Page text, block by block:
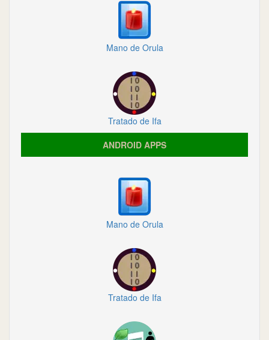
Mano de Orula
Tratado de Ifa
ANDROID APPS
Mano de Orula
Tratado de Ifa